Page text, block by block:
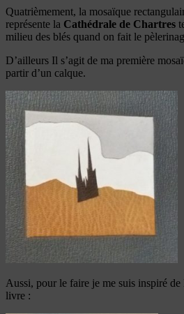
Quatrièmement, la mosaïque
représente la Cathédrale de Chartres
milieu des blés quand on fait le
D’ailleurs Il s’agit de ma première
partir d’un calque.
Aussi, pour le faire je me suis inspiré
livre :